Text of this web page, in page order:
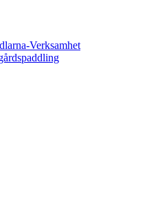
Verksamhet